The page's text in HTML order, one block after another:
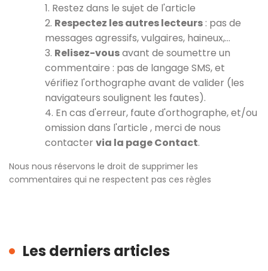
1. Restez dans le sujet de l'article
2. Respectez les autres lecteurs : pas de
messages agressifs, vulgaires, haineux,…
3. Relisez-vousavant de soumettre un
commentaire : pas de langage SMS, et
vérifiez l'orthographe avant de valider (les
navigateurs soulignent les fautes).
4. En cas d'erreur, faute d'orthographe, et/ou
omission dans l'article , merci de nous
contacter via la page Contact.
Nous nous réservons le droit de supprimer les
commentaires qui ne respectent pas ces règles
Les derniers articles